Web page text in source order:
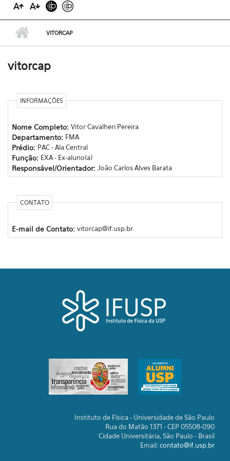
VITORCAP
vitorcap
INFORMAÇÕES
Nome Completo: Vitor Cavalheri Pereira
Departamento: FMA
Prédio: PAC - Ala Central
Função: EXA - Ex-aluno(a)
Responsável/Orientador: João Carlos Alves Barata
CONTATO
E-mail de Contato: vitorcap@if.usp.br
Instituto de Física - Universidade de São Paulo
Rua do Matão 1371 - CEP 05508-090
Cidade Universitária, São Paulo - Brasil
Email:contato@if.usp.br